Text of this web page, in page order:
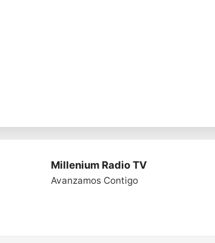
Millenium Radio TV
Avanzamos Contigo